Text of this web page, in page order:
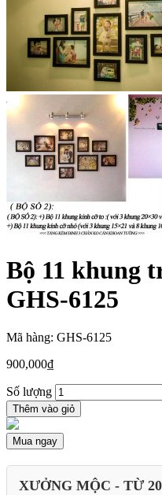
Bộ 11 khung
GHS-6125
Mã hàng: GHS-6125
900,000₫
Số lượng
Thêm vào giỏ
Mua ngay
XƯỞNG MỘC - TỪ